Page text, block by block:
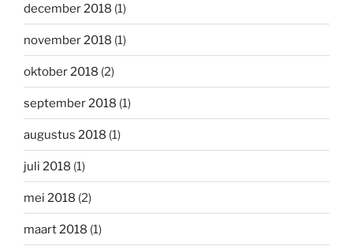
december 2018 (1)
november 2018 (1)
oktober 2018 (2)
september 2018 (1)
augustus 2018 (1)
juli 2018 (1)
mei 2018 (2)
maart 2018 (1)